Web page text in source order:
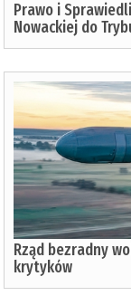
Prawo i
Nowackiej do
Rząd bezradny
krytyków